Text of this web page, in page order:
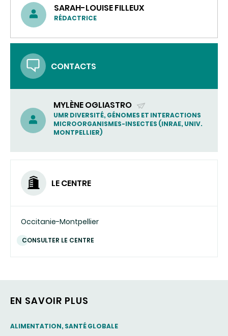
SARAH-LOUISE FILLEUX
RÉDACTRICE
CONTACTS
MYLÈNE OGLIASTRO
(ENVOYER
UN
UMR DIVERSITÉ, GÉNOMES ET INTERACTIONS
MICROORGANISMES-INSECTES (INRAE, UNIV.
MONTPELLIER)
LE CENTRE
Occitanie-Montpellier
CONSULTER LE CENTRE
EN SAVOIR PLUS
THEMATIC
ALIMENTATION, SANTÉ GLOBALE